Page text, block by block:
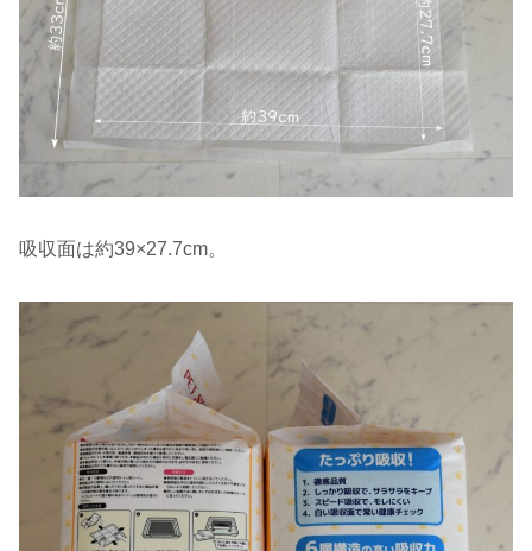
吸収面は約39×27.7cm。